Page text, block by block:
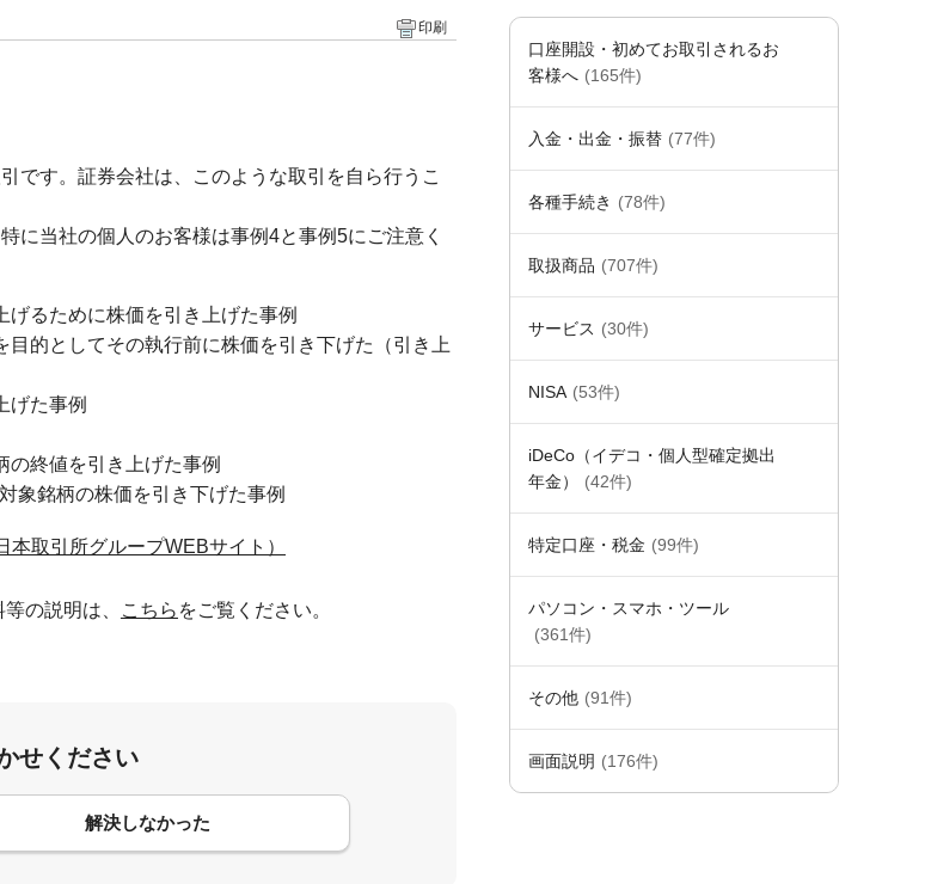
口座開設・初めてお取引されるお
客様へ (165件)
入金・出金・振替 (77件)
各種手続き (78件)
取扱商品 (707件)
サービス (30件)
NISA (53件)
iDeCo（イデコ・個人型確定拠出
年金）
(42件)
特定口座・税金 (99件)
パソコン・スマホ・ツール
(361件)
その他 (91件)
画面説明 (176件)
印刷
です。証券会社は、このような取引を自ら行うこ
に当社の個人のお客様は事例4と事例5にご注意く
るために株価を引き上げた事例
的としてその執行前に株価を引き下げた（引き上
げた事例
の終値を引き上げた事例
象銘柄の株価を引き下げた事例
取引所グループWEBサイト）
の説明は、 こちら をご覧ください。
せください
解決しなかった